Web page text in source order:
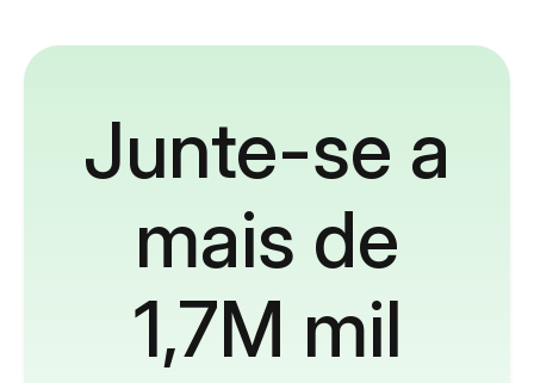
Junte-se a
mais de
1,7M mil